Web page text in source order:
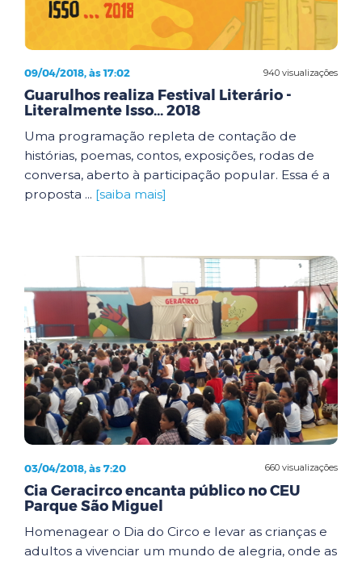
940 visualizações
09/04/2018, às 17:02
Guarulhos realiza Festival Literário -
Literalmente Isso... 2018
Uma programação repleta de contação de
histórias, poemas, contos, exposições, rodas de
conversa, aberto à participação popular. Essa é a
proposta ... [saiba mais]
660 visualizações
03/04/2018, às 7:20
Cia Geracirco encanta público no CEU
Parque São Miguel
Homenagear o Dia do Circo e levar as crianças e
adultos a vivenciar um mundo de alegria, onde as